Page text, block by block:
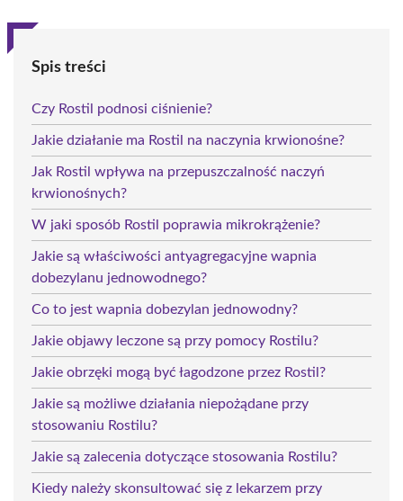
Spis treści
Czy Rostil podnosi ciśnienie?
Jakie działanie ma Rostil na naczynia krwionośne?
Jak Rostil wpływa na przepuszczalność naczyń
krwionośnych?
W jaki sposób Rostil poprawia mikrokrążenie?
Jakie są właściwości antyagregacyjne wapnia
dobezylanu jednowodnego?
Co to jest wapnia dobezylan jednowodny?
Jakie objawy leczone są przy pomocy Rostilu?
Jakie obrzęki mogą być łagodzone przez Rostil?
Jakie są możliwe działania niepożądane przy
stosowaniu Rostilu?
Jakie są zalecenia dotyczące stosowania Rostilu?
Kiedy należy skonsultować się z lekarzem przy